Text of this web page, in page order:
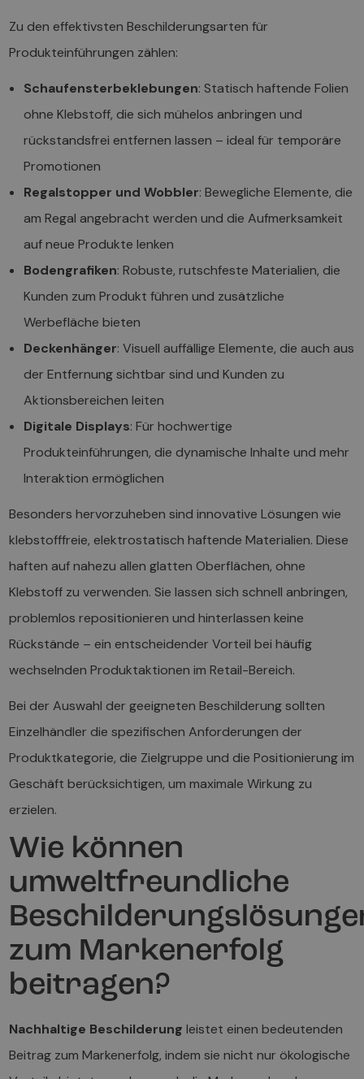
Zu den effektivsten Beschilderungsarten für
Produkteinführungen zählen:
Schaufensterbeklebungen: Statisch haftende Folien
ohne Klebstoff, die sich mühelos anbringen und
rückstandsfrei entfernen lassen – ideal für temporäre
Promotionen
Regalstopper und Wobbler: Bewegliche Elemente, die
am Regal angebracht werden und die Aufmerksamkeit
auf neue Produkte lenken
Bodengrafiken: Robuste, rutschfeste Materialien, die
Kunden zum Produkt führen und zusätzliche
Werbefläche bieten
Deckenhänger: Visuell auffällige Elemente, die auch aus
der Entfernung sichtbar sind und Kunden zu
Aktionsbereichen leiten
Digitale Displays: Für hochwertige
Produkteinführungen, die dynamische Inhalte und mehr
Interaktion ermöglichen
Besonders hervorzuheben sind innovative Lösungen wie
klebstofffreie, elektrostatisch haftende Materialien. Diese
haften auf nahezu allen glatten Oberflächen, ohne
Klebstoff zu verwenden. Sie lassen sich schnell anbringen,
problemlos repositionieren und hinterlassen keine
Rückstände – ein entscheidender Vorteil bei häufig
wechselnden Produktaktionen im Retail-Bereich.
Bei der Auswahl der geeigneten Beschilderung sollten
Einzelhändler die spezifischen Anforderungen der
Produktkategorie, die Zielgruppe und die Positionierung im
Geschäft berücksichtigen, um maximale Wirkung zu
erzielen.
Wie können
umweltfreundliche
zum Markenerfolg
beitragen?
Nachhaltige Beschilderung leistet einen bedeutenden
Beitrag zum Markenerfolg, indem sie nicht nur ökologische